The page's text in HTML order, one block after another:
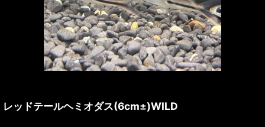
レッドテールヘミオダス(6cm±)WILD